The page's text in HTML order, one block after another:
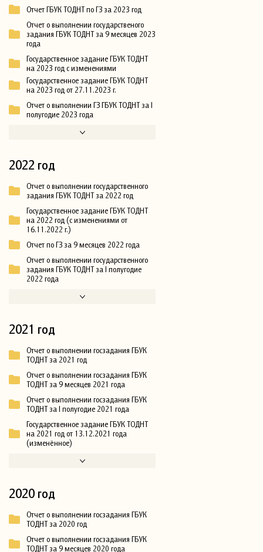
Отчет ГБУК ТОДНТ по ГЗ за 2023 год
Отчет о выполнении государственого
задания ГБУК ТОДНТ за 9 месяцев 2023
года
Государственное задание ГБУК ТОДНТ
на 2023 год с изменениями
Государственное задание ГБУК ТОДНТ
на 2023 год от 27.11.2023 г.
Отчет о выполнении ГЗ ГБУК ТОДНТ за I
полугодие 2023 года
2022 год
Отчет о выполнении государственного
задания ГБУК ТОДНТ за 2022 год
Государственное задание ГБУК ТОДНТ
на 2022 год (с изменениями от
16.11.2022 г.)
Отчет по ГЗ за 9 месяцев 2022 года
Отчет о выполнении государственного
задания ГБУК ТОДНТ за I полугодие
2022 года
2021 год
Отчет о выполнении госзадания ГБУК
ТОДНТ за 2021 год
Отчет о выполнении госзадания ГБУК
ТОДНТ за 9 месяцев 2021 года
Отчет о выполнении госзадания ГБУК
ТОДНТ за I полугодие 2021 года
Государственное задание ГБУК ТОДНТ
на 2021 год от 13.12.2021 года
(изменённое)
2020 год
Отчет о выполнении госзадания ГБУК
ТОДНТ за 2020 год
Отчет о выполнении госзадания ГБУК
ТОДНТ за 9 месяцев 2020 года